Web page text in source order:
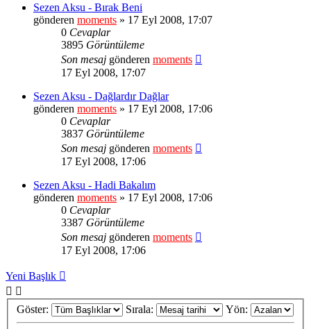
Sezen Aksu - Bırak Beni
gönderen moments » 17 Eyl 2008, 17:07
0 Cevaplar
3895 Görüntüleme
Son mesaj gönderen moments
17 Eyl 2008, 17:07
Sezen Aksu - Dağlardır Dağlar
gönderen moments » 17 Eyl 2008, 17:06
0 Cevaplar
3837 Görüntüleme
Son mesaj gönderen moments
17 Eyl 2008, 17:06
Sezen Aksu - Hadi Bakalım
gönderen moments » 17 Eyl 2008, 17:06
0 Cevaplar
3387 Görüntüleme
Son mesaj gönderen moments
17 Eyl 2008, 17:06
Yeni Başlık
Göster: Sırala: Yön: